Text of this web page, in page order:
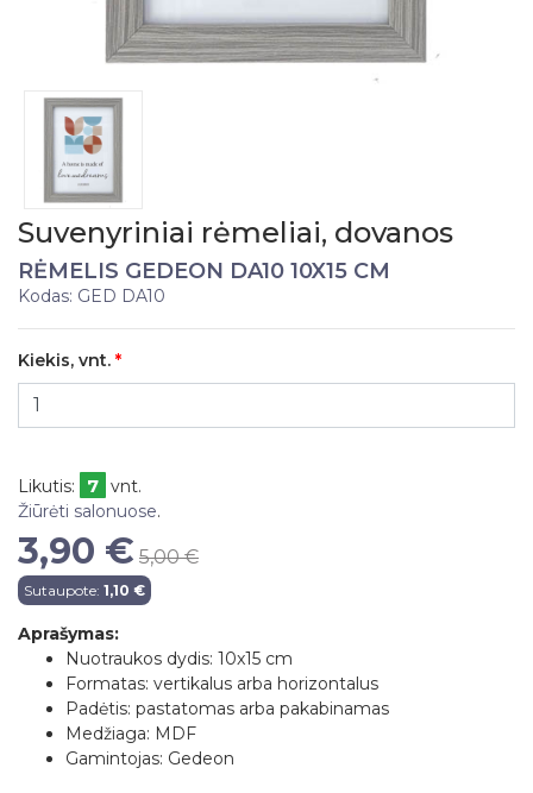
Suvenyriniai rėmeliai, dovanos
RĖMELIS GEDEON DA10 10X15 CM
Kodas: GED DA10
Kiekis, vnt.
Likutis: 7 vnt.
Žiūrėti salonuose.
3,90 € 5,00 €
Sutaupote: 1,10 €
Aprašymas:
Nuotraukos dydis: 10x15 cm
Formatas: vertikalus arba horizontalus
Padėtis: pastatomas arba pakabinamas
Medžiaga: MDF
Gamintojas: Gedeon